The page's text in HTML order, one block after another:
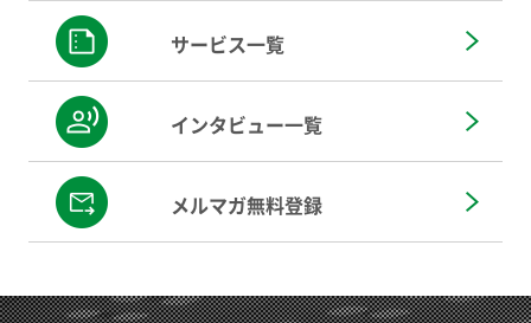
サービス一覧
インタビュー一覧
メルマガ無料登録